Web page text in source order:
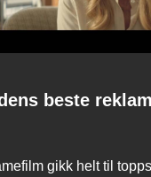
beste
gikk helt til